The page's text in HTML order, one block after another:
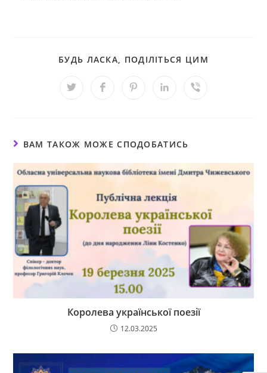
БУДЬ ЛАСКА, ПОДІЛІТЬСЯ ЦИМ
ВАМ ТАКОЖ МОЖЕ СПОДОБАТИСЬ
Королева української поезії
12.03.2025